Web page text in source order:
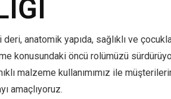
anatomik yapıda, sağlıklı ve
konusundaki öncü rolümüzü
malzeme kullanımımız ile
amaçlıyoruz.